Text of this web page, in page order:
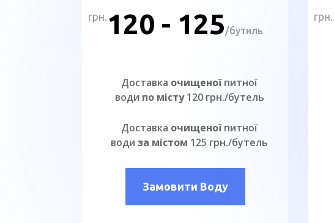
грн. 120 - 125/бутиль
Доставка очищеноїпитної
води по місту120 грн./бутель
Доставка очищеноїпитної
водиза містом 125 грн./бутель
Замовити Воду
грн.